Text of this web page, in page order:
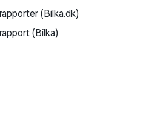
(Bilka.dk)
(Bilka)